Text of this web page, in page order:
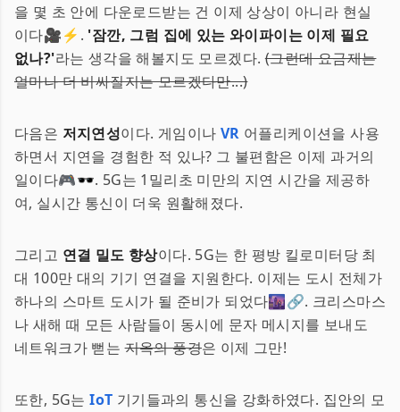
을 몇 초 안에 다운로드받는 건 이제 상상이 아니라 현실
이다🎥⚡. '잠깐, 그럼 집에 있는 와이파이는 이제 필요
없나?'라는 생각을 해볼지도 모르겠다.(그런데 요금제는
얼마나 더 비싸질지는 모르겠다만...)
다음은 저지연성이다. 게임이나 VR 어플리케이션을 사용
하면서 지연을 경험한 적 있나? 그 불편함은 이제 과거의
일이다🎮🕶. 5G는 1밀리초 미만의 지연 시간을 제공하
여, 실시간 통신이 더욱 원활해졌다.
그리고 연결 밀도 향상이다. 5G는 한 평방 킬로미터당 최
대 100만 대의 기기 연결을 지원한다. 이제는 도시 전체가
하나의 스마트 도시가 될 준비가 되었다🌆🔗. 크리스마스
나 새해 때 모든 사람들이 동시에 문자 메시지를 보내도
네트워크가 뻗는지옥의 풍경은 이제 그만!
또한, 5G는IoT 기기들과의 통신을 강화하였다. 집안의 모